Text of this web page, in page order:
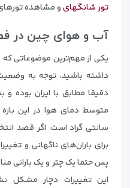
تور شانگهایو مشاهده
آب و هوای چین در
یکی از مهم‌ترین موضوعاتی که
داشته باشید، توجه به
دقیقا مطابق با ایران بوده
سانتی گراد است. اگر قصد
برای باران‌های ناگهانی و
پس حتما یک چتر و یک بارانی
این تغییرات دچار مشکل